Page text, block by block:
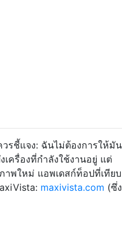
วรชี้แจง: ฉันไม่ต้องการให้มัน
เครื่องที่กำลังใช้งานอยู่ แต่
าพใหม่ แอพเดสก์ท็อปที่เทียบ
maxivista.com (ซึ่ง